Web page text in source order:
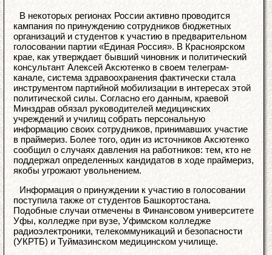
В некоторых регионах России активно проводится
кампания по принуждению сотрудников бюджетных
организаций и студентов к участию в предварительном
голосовании партии «Единая Россия». В Красноярском
крае, как утверждает бывший чиновник и политический
консультант Алексей Аксютенко в своем телеграм-
канале, система здравоохранения фактически стала
инструментом партийной мобилизации в интересах этой
политической силы. Согласно его данным, краевой
Минздрав обязал руководителей медицинских
учреждений и училищ собрать персональную
информацию своих сотрудников, принимавших участие
в праймериз. Более того, один из источников Аксютенко
сообщил о случаях давления на работников: тем, кто не
поддержал определенных кандидатов в ходе праймериз,
якобы угрожают увольнением.
Информация о принуждении к участию в голосовании
поступила также от студентов Башкортостана.
Подобные случаи отмечены в Финансовом университете
Уфы, колледже при вузе, Уфимском колледже
радиоэлектроники, телекоммуникаций и безопасности
(УКРТБ) и Туймазинском медицинском училище.